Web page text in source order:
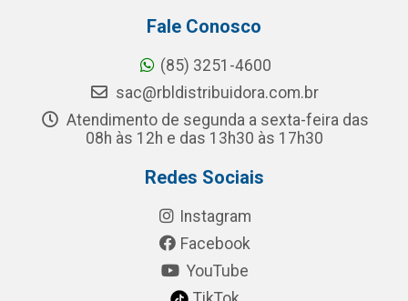
Fale Conosco
(85) 3251-4600
sac@rbldistribuidora.com.br
Atendimento de segunda a sexta-feira das
08h às 12h e das 13h30 às 17h30
Redes Sociais
Instagram
Facebook
YouTube